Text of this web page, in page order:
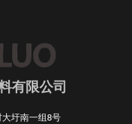
有限公司
圩南一组8号